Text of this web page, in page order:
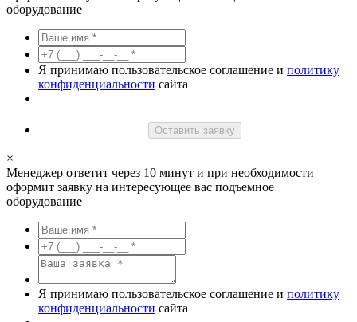
оборудование
Я принимаю пользовательское соглашение и политику
конфиденциальности сайта
Оставить заявку
×
Менеджер ответит через 10 минут и при необходимости
оформит заявку на интересующее вас подъемное
оборудование
Я принимаю пользовательское соглашение и политику
конфиденциальности сайта